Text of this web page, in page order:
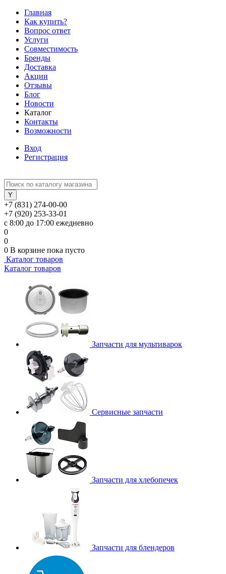
Главная
Как купить?
Вопрос ответ
Услуги
Совместимость
Бренды
Доставка
Акции
Отзывы
Блог
Новости
Каталог
Контакты
Возможности
Вход
Регистрация
+7 (831) 274-00-00
+7 (920) 253-33-01
с 8:00 до 17:00 ежедневно
0
0
0 В корзине пока пусто
Каталог товаров
Каталог товаров
Запчасти для мультиварок
Сервисные запчасти
Запчасти для хлебопечек
Запчасти для блендеров